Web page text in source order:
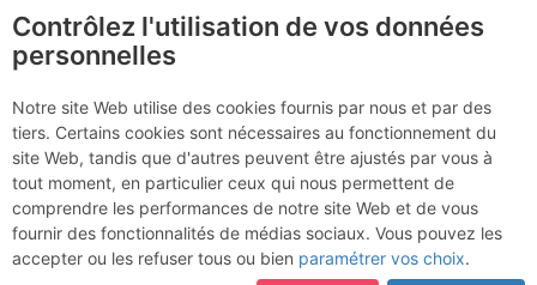
Los Andes - Una
Guia para Escaladores
Activités
Auteur
Contrôlez l'utilisation de vos données
personnelles
Notre site Web utilise des cookies fournis par nous et par des
tiers. Certains cookies sont nécessaires au fonctionnement du
site Web, tandis que d'autres peuvent être ajustés par vous à
tout moment, en particulier ceux qui nous permettent de
comprendre les performances de notre site Web et de vous
fournir des fonctionnalités de médias sociaux. Vous pouvez les
accepter ou les refuser tous ou bien paramétrer vos choix.